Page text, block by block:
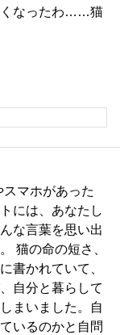
くなったわ……猫
マホがあった
には、あなたし
な言葉を思い出
猫の命の短さ、
書かれていて、
自分と暮らして
まいました。自
いるのかと自問